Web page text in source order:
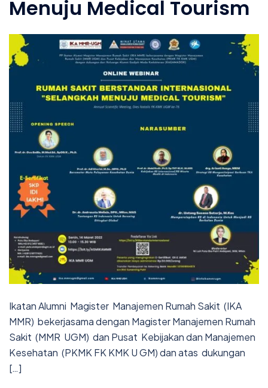
Menuju Medical Tourism
Ikatan Alumni Magister Manajemen Rumah Sakit (IKA
MMR) bekerjasama dengan Magister Manajemen Rumah
Sakit (MMR UGM) dan Pusat Kebijakan dan Manajemen
Kesehatan (PKMK FK KMK U GM) dan atas dukungan
[…]